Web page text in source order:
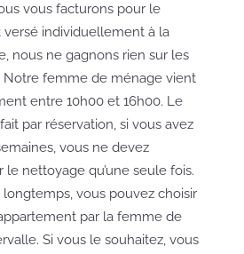
vous facturons pour le
individuellement à la
nous ne gagnons rien sur les
Notre femme de ménage vient
entre 10h00 et 16h00. Le
par réservation, si vous avez
vous ne devez
nettoyage qu’une seule fois.
longtemps, vous pouvez choisir
par la femme de
Si vous le souhaitez, vous